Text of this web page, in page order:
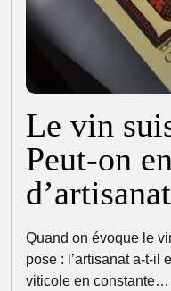
Le vin
Peut-on
Quand on évoque le
pose : l’artisanat a-t-il
viticole en constante…